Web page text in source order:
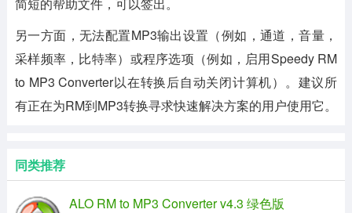
另一方面，无法配置MP3输出设置（例如，通道，音量，
采样频率，比特率）或程序选项（例如，启用Speedy RM
to MP3 Converter以在转换后自动关闭计算机）。建议所
有正在为RM到MP3转换寻求快速解决方案的用户使用它。
同类推荐
ALO RM to MP3 Converter v4.3 绿色版